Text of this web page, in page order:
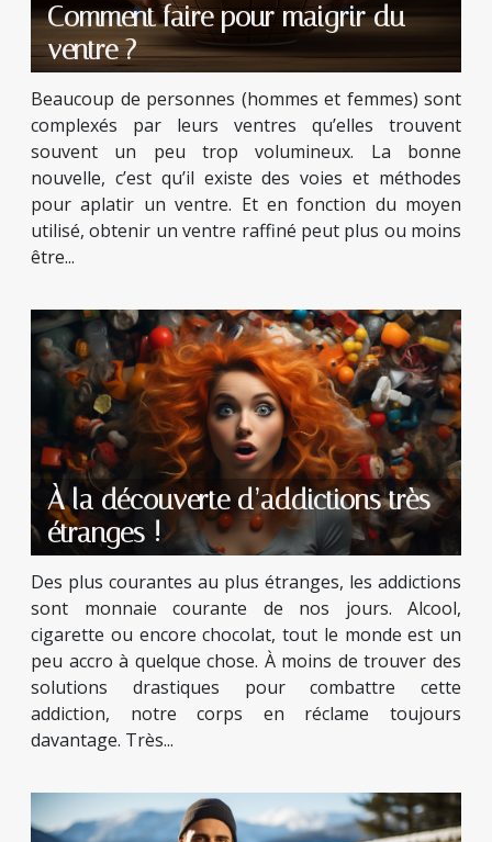
Comment faire pour maigrir du
ventre ?
Beaucoup de personnes (hommes et femmes) sont
complexés par leurs ventres qu’elles trouvent
souvent un peu trop volumineux. La bonne
nouvelle, c’est qu’il existe des voies et méthodes
pour aplatir un ventre. Et en fonction du moyen
utilisé, obtenir un ventre raffiné peut plus ou moins
être...
À la découverte d’addictions très
étranges !
Des plus courantes au plus étranges, les addictions
sont monnaie courante de nos jours. Alcool,
cigarette ou encore chocolat, tout le monde est un
peu accro à quelque chose. À moins de trouver des
solutions drastiques pour combattre cette
addiction, notre corps en réclame toujours
davantage. Très...